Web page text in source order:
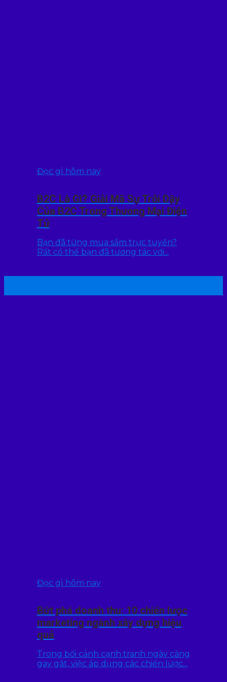
Đọc gì hôm nay
B2C Là Gì? Giải Mã Sự Trỗi Dậy
Của B2C Trong Thương Mại Điện
Tử
Bạn đã từng mua sắm trực tuyến?
Rất có thể bạn đã tương tác với...
Đọc gì hôm nay
Bứt phá doanh thu: 10 chiến lược
marketing ngành xây dựng hiệu
quả
Trong bối cảnh cạnh tranh ngày càng
gay gắt, việc áp dụng các chiến lược...